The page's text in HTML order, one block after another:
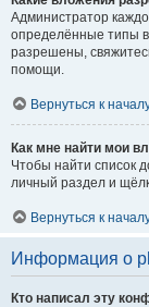
Администратор
определённые типы
разрешены,
помощи.
Вернуться к
Как мне найти мои
Чтобы найти список
личный раздел и
Вернуться к
Информация о
Кто написал эту